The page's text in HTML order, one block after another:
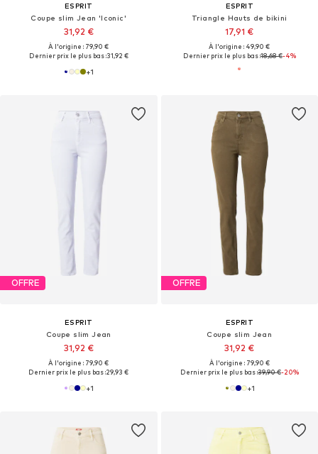
ESPRIT
Coupe slim Jean 'Iconic'
31,92 €
À l'origine : 79,90 €
Dernier prix le plus bas :31,92 €
+1
ESPRIT
Triangle Hauts de bikini
17,91 €
À l'origine : 49,90 €
Dernier prix le plus bas :18,68 €-4%
OFFRE
ESPRIT
Coupe slim Jean
31,92 €
À l'origine : 79,90 €
Dernier prix le plus bas :29,93 €
+1
OFFRE
ESPRIT
Coupe slim Jean
31,92 €
À l'origine : 79,90 €
Dernier prix le plus bas :39,90 €-20%
+1